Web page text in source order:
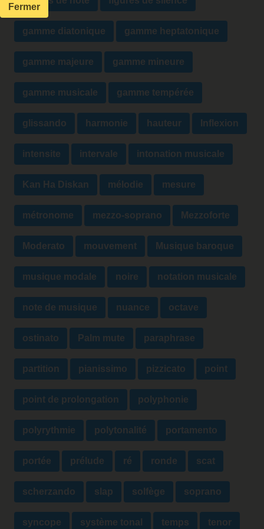
gamme diatonique gamme heptatonique
gamme majeure gamme mineure
gamme musicale gamme tempérée
glissando harmonie hauteur Inflexion
intensite intervale intonation musicale
Kan Ha Diskan mélodie mesure
métronome mezzo-soprano Mezzoforte
Moderato mouvement Musique baroque
musique modale noire notation musicale
note de musique nuance octave
ostinato Palm mute paraphrase
partition pianissimo pizzicato point
point de prolongation polyphonie
polyrythmie polytonalité portamento
portée prélude ré ronde scat
scherzando slap solfège soprano
syncope système tonal temps tenor
Fermer